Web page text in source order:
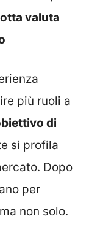
valuta
più ruoli a
di
si profila
Dopo
per
non solo.